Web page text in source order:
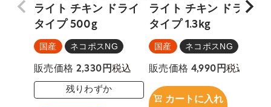
ライト チキン ドライ
タイプ 500g
国産 ネコポスNG
販売価格 2,330 税込
残りわずか
ライト チキン ドライ
タイプ 1.3kg
国産 ネコポスNG
販売価格 4,990 税込
カートに入れ